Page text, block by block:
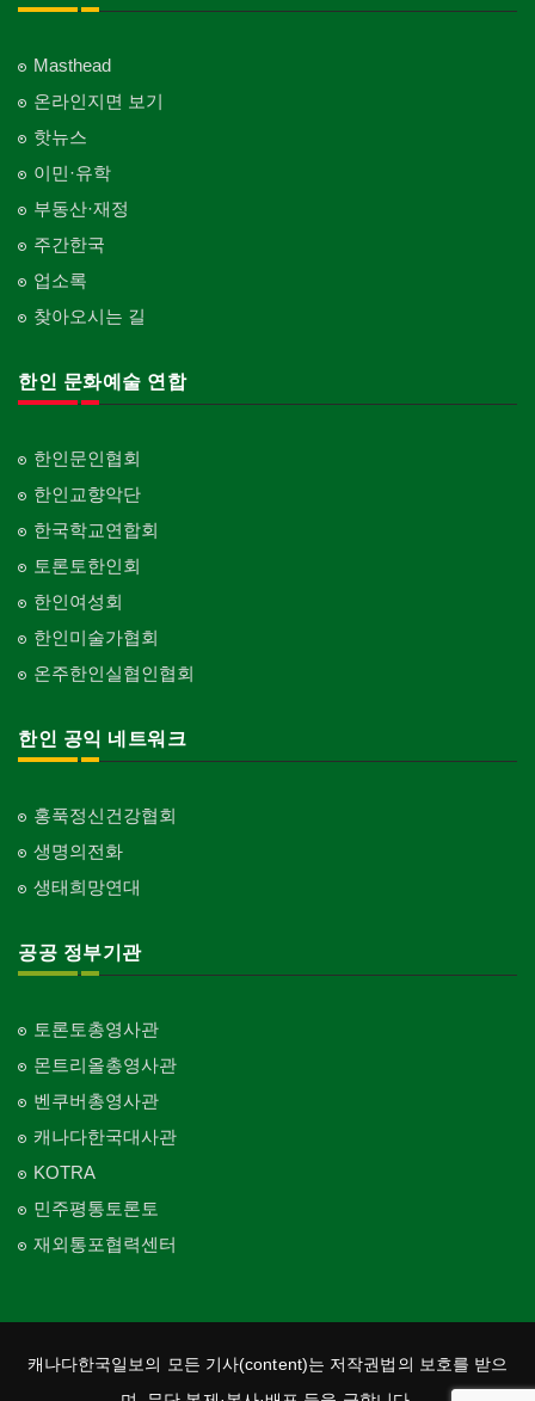
Masthead
온라인지면 보기
핫뉴스
이민·유학
부동산·재정
주간한국
업소록
찾아오시는 길
한인 문화예술 연합
한인문인협회
한인교향악단
한국학교연합회
토론토한인회
한인여성회
한인미술가협회
온주한인실협인협회
한인 공익 네트워크
홍푹정신건강협회
생명의전화
생태희망연대
공공 정부기관
토론토총영사관
몬트리올총영사관
벤쿠버총영사관
캐나다한국대사관
KOTRA
민주평통토론토
재외통포협력센터
캐나다한국일보의 모든 기사(content)는 저작권법의 보호를 받으